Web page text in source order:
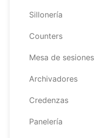
Sillonería
Counters
Mesa de sesiones
Archivadores
Credenzas
Panelería